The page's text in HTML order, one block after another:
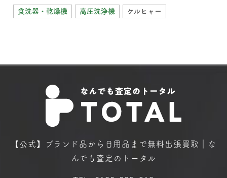
食洗器・乾燥機 高圧洗浄機 ケルヒャー
【公式】ブランド品から日用品まで無料出張買取｜な
んでも査定のトータル